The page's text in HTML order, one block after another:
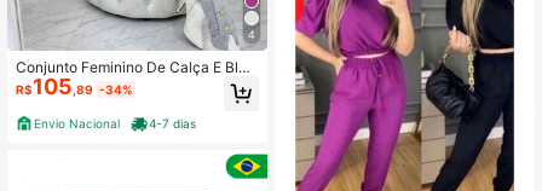
4
Conjunto Feminino De Calça E Blus
a Jacquard Para Mulher Super Eleg
ante Plus Size
R$105 ,89 -34%
Envio Nacional 4-7 dias